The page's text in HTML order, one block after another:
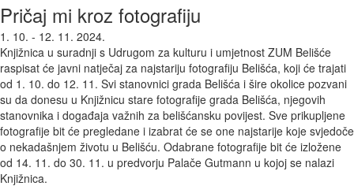
Pričaj mi kroz fotografiju
1. 10. - 12. 11. 2024.
Knjižnica u suradnji s Udrugom za kulturu i umjetnost ZUM Belišće
raspisat će javni natječaj za najstariju fotografiju Belišća, koji će trajati
od 1. 10. do 12. 11. Svi stanovnici grada Belišća i šire okolice pozvani
su da donesu u Knjižnicu stare fotografije grada Belišća, njegovih
stanovnika i događaja važnih za belišćansku povijest. Sve prikupljene
fotografije bit će pregledane i izabrat će se one najstarije koje svjedoče
o nekadašnjem životu u Belišću. Odabrane fotografije bit će izložene
od 14. 11. do 30. 11. u predvorju Palače Gutmann u kojoj se nalazi
Knjižnica.